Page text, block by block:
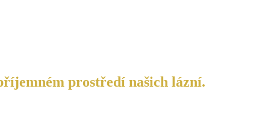
prostředí našich lázní.